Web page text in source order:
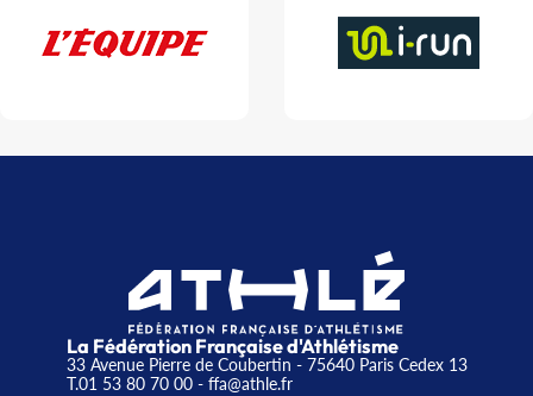
La Fédération Française d'Athlétisme
33 Avenue Pierre de Coubertin - 75640 Paris Cedex 13
T.01 53 80 70 00- ffa@athle.fr